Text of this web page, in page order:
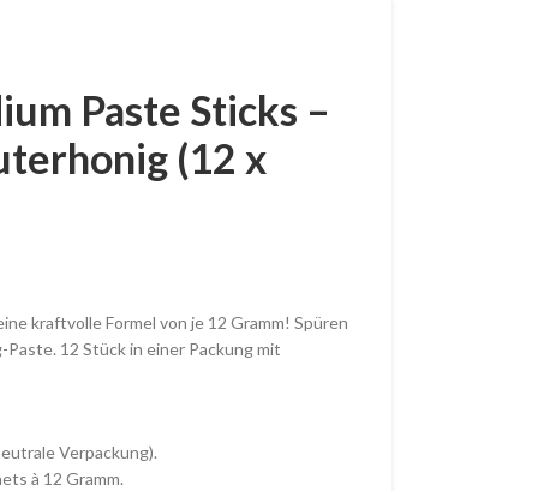
Paste Sticks –
(12 x
kraftvolle Formel von je 12 Gramm! Spüren
12 Stück in einer Packung mit
Verpackung).
à 12 Gramm.